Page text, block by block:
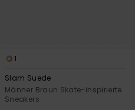
1
Slam Suede
Männer Braun Skate-inspirierte
Sneakers